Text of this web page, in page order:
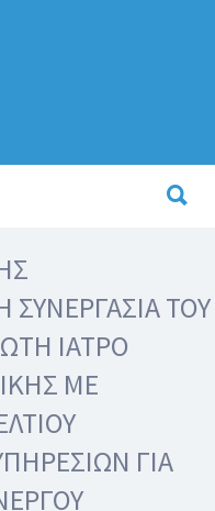
ΣΥΝΕΡΓΑΣΙΑ ΤΟΥ
ΙΑΤΡΟ
ΜΕ
ΓΙΑ